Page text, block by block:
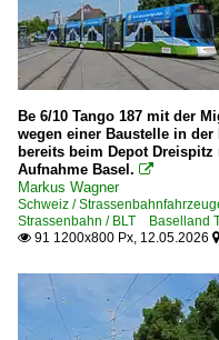
Be 6/10 Tango 187 mit der
wegen einer Baustelle in der
bereits beim Depot
Aufnahme Basel. 
Markus Wagner
Schweiz /
Strassenbahn / BLT Baselland
 91 1200x800 Px, 12.05.2026 